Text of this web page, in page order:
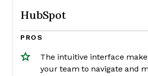
HubSpot
PROS
The intuitive interface
your team to navigate and